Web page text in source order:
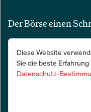
Der Börse einen
Alle relevanten
einfachen E-Mail. 100 %
Diese Website
Sie die beste
Datenschutz-